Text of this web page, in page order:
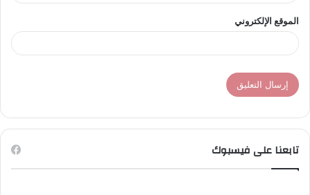
الموقع الإلكتروني
تابعنا على فيسبوك